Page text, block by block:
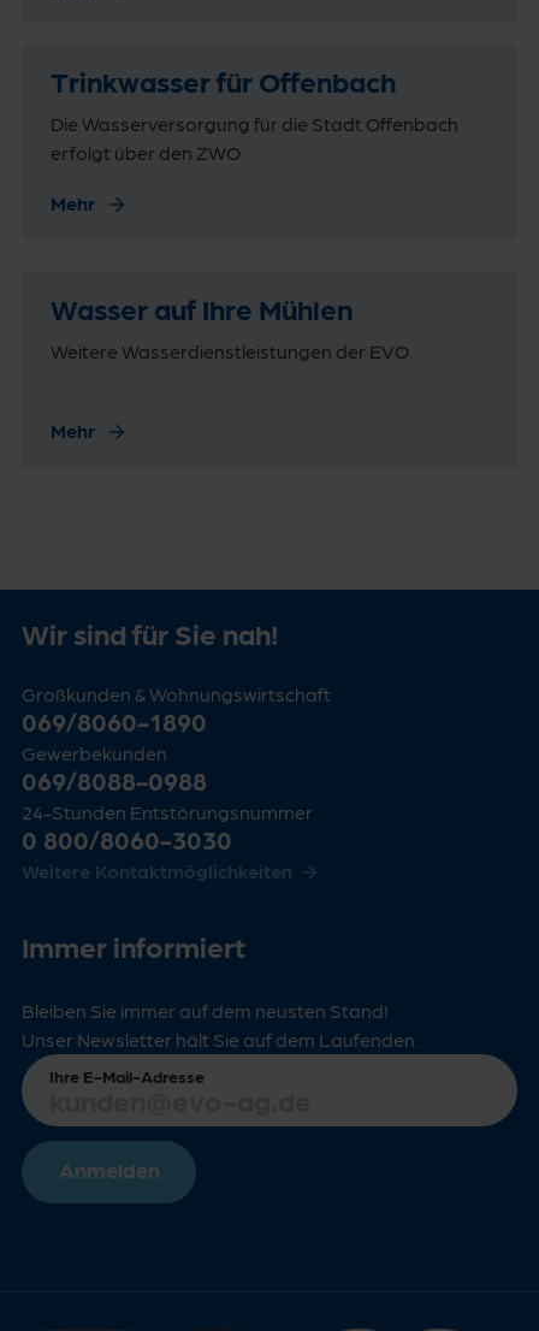
Trinkwasser für Offenbach
Die Wasserversorgung für die Stadt Offenbach
erfolgt über den ZWO
Mehr
Wasser auf Ihre Mühlen
Weitere Wasserdienstleistungen der EVO
Mehr
Wir sind für Sie nah!
Großkunden & Wohnungswirtschaft
069/8060-1890
Gewerbekunden
069/8088-0988
24-Stunden Entstörungsnummer
0 800/8060-3030
Weitere Kontaktmöglichkeiten
Immer informiert
Bleiben Sie immer auf dem neusten Stand!
Unser Newsletter hält Sie auf dem Laufenden.
Ihre E-Mail-Adresse
Anmelden